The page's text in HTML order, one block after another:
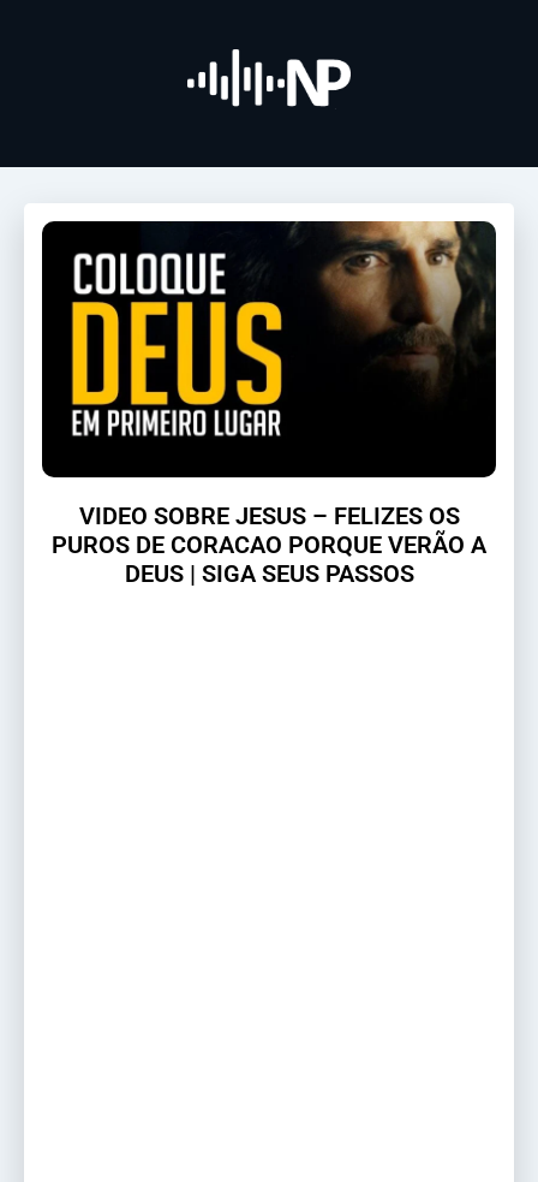
VIDEO SOBRE JESUS – FELIZES OS
PUROS DE CORACAO PORQUE VERÃO A
DEUS | SIGA SEUS PASSOS